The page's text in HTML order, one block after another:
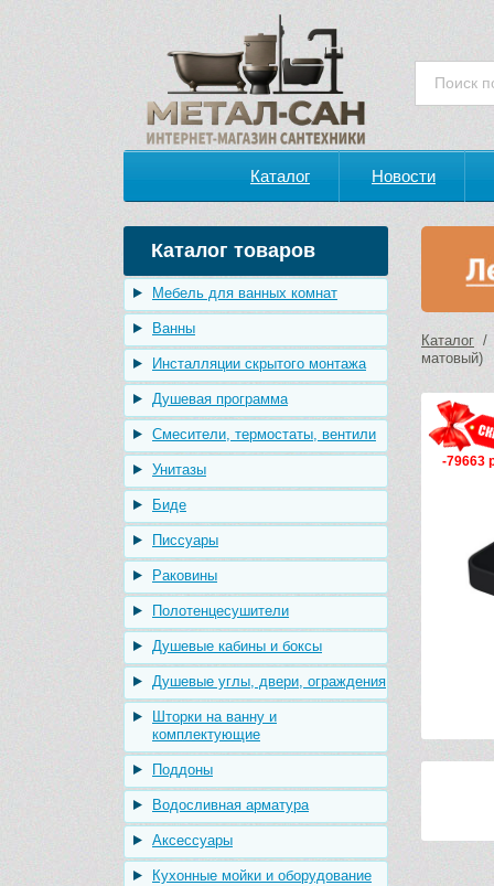
Каталог Новости
Каталог товаров
Мебель для ванных комнат
Ванны
Инсталляции скрытого монтажа
Душевая программа
Смесители, термостаты, вентили
Унитазы
Биде
Писсуары
Раковины
Полотенцесушители
Душевые кабины и боксы
Душевые углы, двери, ограждения
Шторки на ванну и
комплектующие
Поддоны
Водосливная арматура
Аксессуары
Кухонные мойки и оборудование
Каталог /
матовый)
-79663